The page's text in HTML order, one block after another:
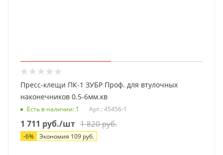
Пресс-клещи ПК-1 ЗУБР Проф. для втулочных
наконечников 0.5-6мм.кв
Есть в наличии: 1 Арт.: 45456-1
1 711 руб./шт 1 820руб.
-6% Экономия 109 руб.